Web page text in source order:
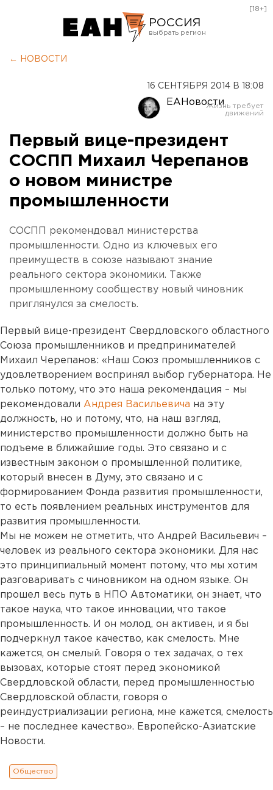
РОССИЯ
Оренбург
[18+]
← НОВОСТИ
16 СЕНТЯБРЯ 2014 В 18:08
ЕАНовости
Первый вице-президент
СОСПП Михаил Черепанов
о новом министре
промышленности
СОСПП рекомендовал министерства
промышленности. Одно из ключевых его
преимуществ в союзе называют знание
реального сектора экономики. Также
промышленному сообществу новый чиновник
приглянулся за смелость.
Первый вице-президент Свердловского областного
Союза промышленников и предпринимателей
Михаил Черепанов: «Наш Союз промышленников с
удовлетворением воспринял выбор губернатора. Не
только потому, что это наша рекомендация – мы
рекомендовали Андрея Васильевича на эту
должность, но и потому, что, на наш взгляд,
министерство промышленности должно быть на
подъеме в ближайшие годы. Это связано и с
известным законом о промышленной политике,
который внесен в Думу, это связано и с
формированием Фонда развития промышленности,
то есть появлением реальных инструментов для
развития промышленности.
Мы не можем не отметить, что Андрей Васильевич –
человек из реального сектора экономики. Для нас
это принципиальный момент потому, что мы хотим
разговаривать с чиновником на одном языке. Он
прошел весь путь в НПО Автоматики, он знает, что
такое наука, что такое инновации, что такое
промышленность. И он молод, он активен, и я бы
подчеркнул такое качество, как смелость. Мне
кажется, он смелый. Говоря о тех задачах, о тех
вызовах, которые стоят перед экономикой
Свердловской области, перед промышленностью
Свердловской области, говоря о
реиндустриализации региона, мне кажется, смелость
– не последнее качество». Европейско-Азиатские
Новости.
Общество